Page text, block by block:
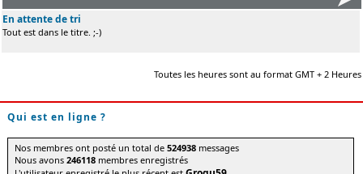
En attente de tri
Tout est dans le titre. ;-)
Toutes les heures sont au format GMT + 2 Heures
Qui est en ligne ?
Nos membres ont posté un total de524938 messages
Nous avons246118 membres enregistrés